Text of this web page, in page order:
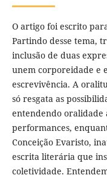
O artigo foi escrito
Partindo desse tema,
inclusão de duas
unem corporeidade e
escrevivência. A
só resgata as
entendendo oralidade
performances,
Conceição Evaristo,
escrita literária que
coletividade.